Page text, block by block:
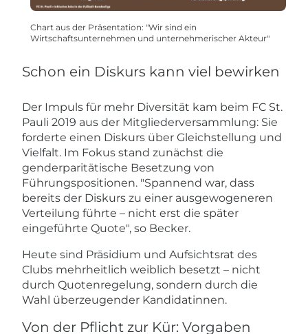
Chart aus der Präsentation: "Wir sind ein
Wirtschaftsunternehmen und unternehmerischer Akteur"
Schon ein Diskurs kann viel bewirken
Der Impuls für mehr Diversität kam beim FC St.
Pauli 2019 aus der Mitgliederversammlung: Sie
forderte einen Diskurs über Gleichstellung und
Vielfalt. Im Fokus stand zunächst die
genderparitätische Besetzung von
Führungspositionen. "Spannend war, dass
bereits der Diskurs zu einer ausgewogeneren
Verteilung führte – nicht erst die später
eingeführte Quote", so Becker.
Heute sind Präsidium und Aufsichtsrat des
Clubs mehrheitlich weiblich besetzt – nicht
durch Quotenregelung, sondern durch die
Wahl überzeugender Kandidatinnen.
Von der Pflicht zur Kür: Vorgaben